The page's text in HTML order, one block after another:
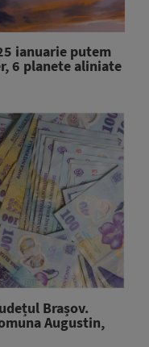
ianuarie putem
6 planete aliniate
Brașov.
Augustin,